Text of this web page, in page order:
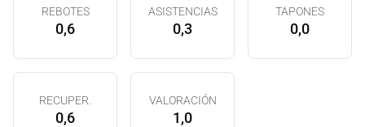
REBOTES
0,6
ASISTENCIAS
0,3
TAPONES
0,0
RECUPER.
0,6
VALORACIÓN
1,0